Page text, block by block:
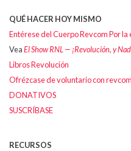
QUÉ HACER HOY MISMO
Entérese del Cuerpo Revcom Por
VeaEl Show RNL — ¡Revolución, y
Libros Revolución
Ofrézcase de voluntario con
DONATIVOS
SUSCRÍBASE
RECURSOS